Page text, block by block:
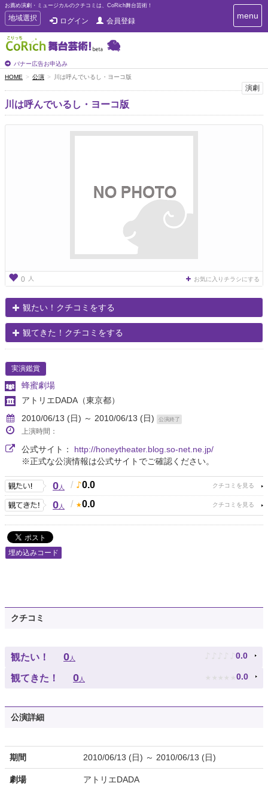
お薦め演劇・ミュージカルのクチコミは、CoRich舞台芸術！
T
o
g
g
e
n
a
v
i
地域選択 ログイン 会員登録
バナー広告お申込み
T
o
i
menu
HOME 公演 川は呼んでいるし・ヨーコ版
演劇
川は呼んでいるし・ヨーコ版
0 人 お気に入りチラシにする
観たい！クチコミをする
観てきた！クチコミをする
実演鑑賞
蜂蜜劇場
アトリエDADA （東京都）
2010/06/13 (日) ～ 2010/06/13 (日)
公演終了
上演時間：
公式サイト： http://honeytheater.blog.so-net.ne.jp/
※正式な公演情報は公式サイトでご確認ください。
0人 / 0.0
0人 / 0.0
埋め込みコード
クチコミ
観たい！ 0人 ♪ ♪ ♪ ♪ ♪ 0.0
観てきた！ 0人 ★ ★ ★ ★ ★ 0.0
公演詳細
期間 2010/06/13 (日) ～ 2010/06/13 (日)
劇場 アトリエDADA